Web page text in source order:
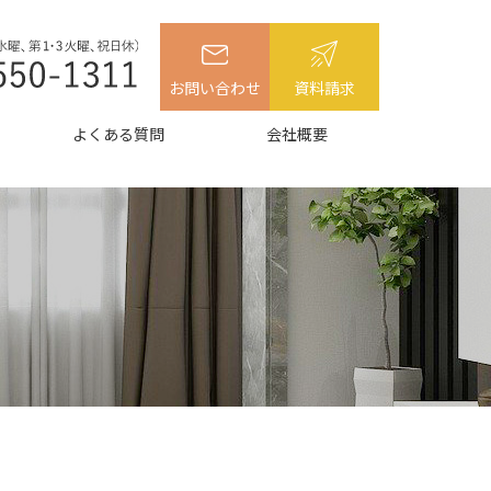
お問い合わせ 資料請求
よくある質問 会社概要